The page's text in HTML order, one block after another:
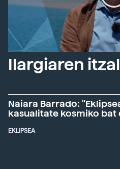
Ilargiaren
Naiara Barrado:
kasualitate kosmiko bat
EKLIPSEA